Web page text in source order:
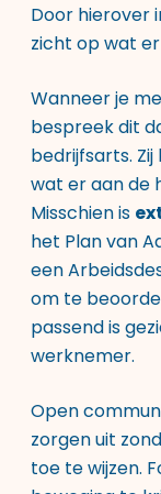
Door hierover
zicht op wat
Wanneer je
bespreek dit
bedrijfsarts.
wat er aan de
Misschien is
het Plan van
een
om te
passend is
werknemer.
Open
zorgen uit
toe te wijzen.